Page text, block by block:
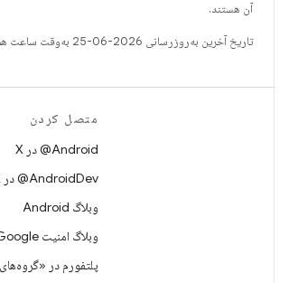
آن هستند.
تاریخ آخرین به‌روزرسانی 2026-06-25 به‌وقت ساعت هماهنگ جهانی.
متصل کردن
‫‎@Android در X
‫‎@AndroidDev در X
وبلاگ Android
وبلاگ امنیت Google
پلتفورم در «گروه‌های Google»